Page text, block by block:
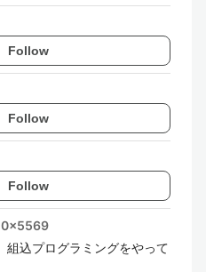
Follow
Follow
Follow
組込プログラミングをやって